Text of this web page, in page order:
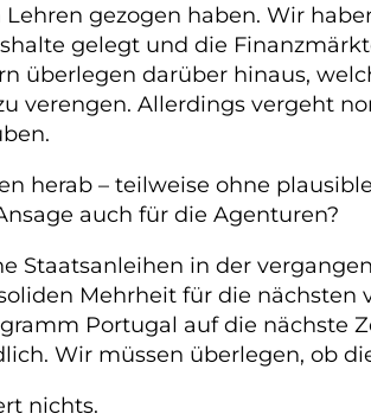
gezogen haben. Wir
gelegt und die
überlegen darüber hinaus,
verengen. Allerdings vergeht
herab – teilweise ohne
auch für die Agenturen?
Staatsanleihen in der
Mehrheit für die nächsten
Portugal auf die nächste
Wir müssen überlegen, ob
nichts.